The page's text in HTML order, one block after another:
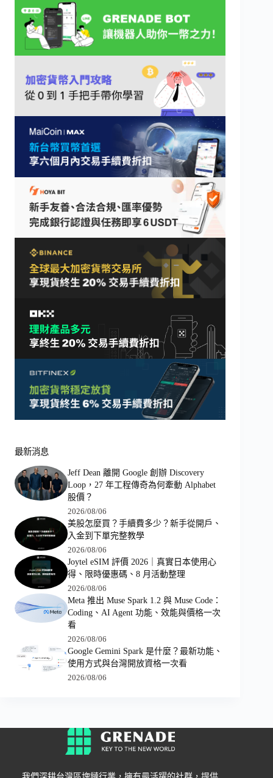
最新消息
Jeff Dean 離開 Google 創辦 Discovery
Loop，27 年工程傳奇為何牽動 Alphabet
股價？
2026/08/06
美股怎麼買？手續費多少？新手從開戶、
入金到下單完整教學
2026/08/06
Joytel eSIM 評價 2026｜真實日本使用心
得、限時優惠碼、8 月活動整理
2026/08/06
Meta 推出 Muse Spark 1.2 與 Muse Code：
Coding、AI Agent 功能、效能與價格一次
看
2026/08/06
Google Gemini Spark 是什麼？最新功能、
使用方式與台灣開放資格一次看
2026/08/06